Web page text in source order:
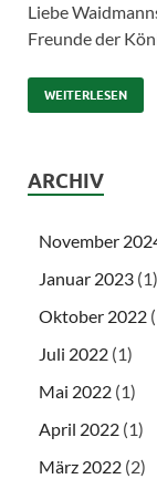
Liebe
Freunde der
WEITERLESEN
ARCHIV
November
Januar 2023 (1)
Oktober 2022
Juli 2022 (1)
Mai 2022 (1)
April 2022 (1)
März 2022 (2)